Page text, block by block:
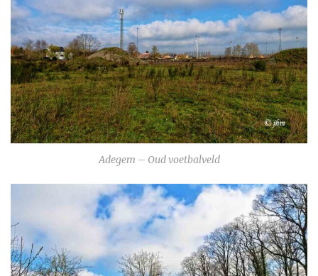
Adegem – Oud voetbalveld